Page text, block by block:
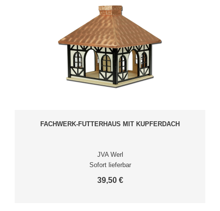
FACHWERK-FUTTERHAUS MIT KUPFERDACH
JVA Werl
Sofort lieferbar
39,50 €